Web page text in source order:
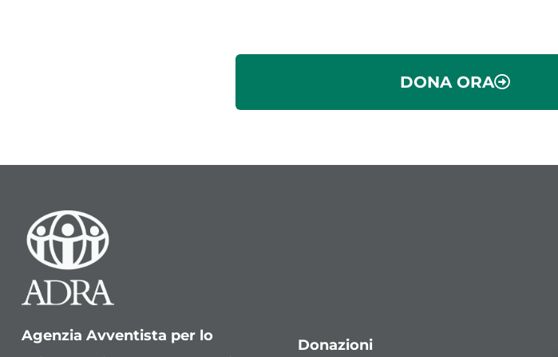
DONA ORA
Agenzia Avventista per lo
Donazioni